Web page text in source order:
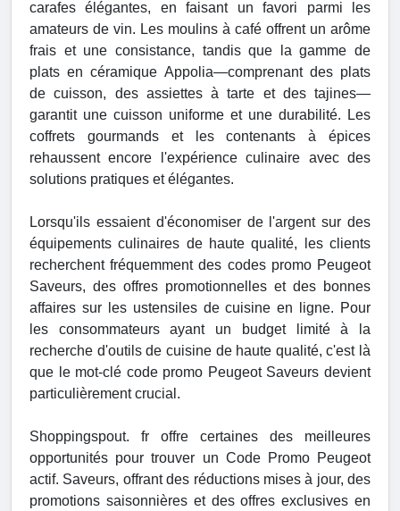
carafes élégantes, en faisant un favori parmi les
amateurs de vin. Les moulins à café offrent un arôme
frais et une consistance, tandis que la gamme de
plats en céramique Appolia—comprenant des plats
de cuisson, des assiettes à tarte et des tajines—
garantit une cuisson uniforme et une durabilité. Les
coffrets gourmands et les contenants à épices
rehaussent encore l'expérience culinaire avec des
solutions pratiques et élégantes.
Lorsqu'ils essaient d'économiser de l'argent sur des
équipements culinaires de haute qualité, les clients
recherchent fréquemment des codes promo Peugeot
Saveurs, des offres promotionnelles et des bonnes
affaires sur les ustensiles de cuisine en ligne. Pour
les consommateurs ayant un budget limité à la
recherche d'outils de cuisine de haute qualité, c'est là
que le mot-clé code promo Peugeot Saveurs devient
particulièrement crucial.
Shoppingspout. fr offre certaines des meilleures
opportunités pour trouver un Code Promo Peugeot
actif. Saveurs, offrant des réductions mises à jour, des
promotions saisonnières et des offres exclusives en